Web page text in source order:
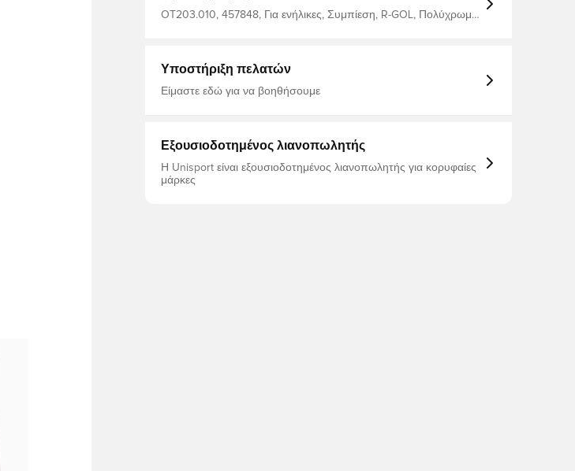
OT203.010, 457848, Για ενήλικες, Συμπίεση, R-GOL, Πολύχρωμο,
Υποστήριξη πελατών
Είμαστε εδώ για να βοηθήσουμε
Εξουσιοδοτημένος λιανοπωλητής
Η Unisport είναι εξουσιοδοτημένος λιανοπωλητής για κορυφαίες
μάρκες